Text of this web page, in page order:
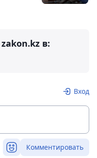
в:
Вход
Комментировать